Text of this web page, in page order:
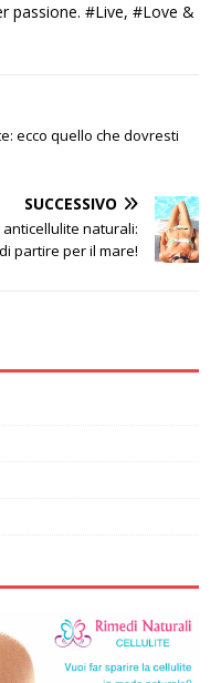
passione. #Live, #Love &
ecco quello che dovresti
SUCCESSIVO
naturali:
partire per il mare!